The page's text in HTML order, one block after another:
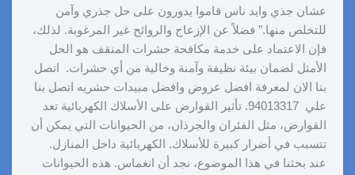
عشان جذي وايد ناس قاموا يدورون على حل جذري وآمن
للتخلص منها.” فضلاً عن الإزعاج والروائح غير المرغوبة. لذلك،
فإن الاعتماد على خدمة مكافحة حشرات المنقف هو الحل
الأمثل لضمان بيئة نظيفة وآمنة وخالية من أي حشرات. اتصل
بنا الان لمعرفة افضل عروض وافضل مبيدات حشريه اتصل بنا
علي 94013317. تأثير القوارض على الأسلاك الكهربائية تعد
القوارض، مثل الفئران والجرذان، من الحيوانات التي يمكن أن
تتسبب في أضرار كبيرة للأسلاك. الكهربائية داخل المنازل.
عند بحثنا في هذا الموضوع، نجد أن انغماس. هذه الحيوانات